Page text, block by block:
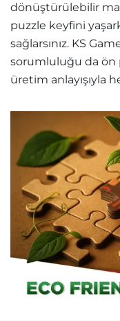
dönüştürülebilir
puzzle keyfini
sağlarsınız. KS
sorumluluğu da ön
üretim anlayışıyla